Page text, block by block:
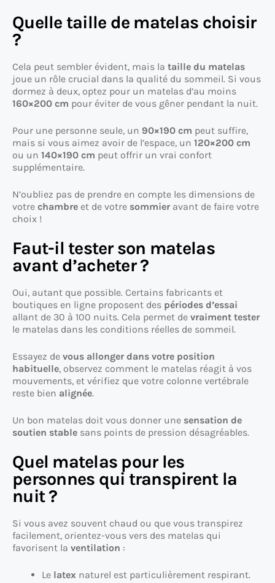
Quelle taille de matelas choisir
?
Cela peut sembler évident, mais la taille du matelas
joue un rôle crucial dans la qualité du sommeil. Si vous
dormez à deux, optez pour un matelas d’au moins
160×200 cm pour éviter de vous gêner pendant la nuit.
Pour une personne seule, un 90×190 cm peut suffire,
mais si vous aimez avoir de l’espace, un 120×200 cm
ou un 140×190 cm peut offrir un vrai confort
supplémentaire.
N’oubliez pas de prendre en compte les dimensions de
votre chambre et de votre sommier avant de faire votre
choix !
Faut-il tester son matelas
avant d’acheter ?
Oui, autant que possible. Certains fabricants et
boutiques en ligne proposent des périodes d’essai
allant de 30 à 100 nuits. Cela permet de vraiment tester
le matelas dans les conditions réelles de sommeil.
Essayez de vous allonger dans votre position
habituelle, observez comment le matelas réagit à vos
mouvements, et vérifiez que votre colonne vertébrale
reste bien alignée.
Un bon matelas doit vous donner une sensation de
soutien stable sans points de pression désagréables.
Quel matelas pour les
personnes qui transpirent la
nuit ?
Si vous avez souvent chaud ou que vous transpirez
facilement, orientez-vous vers des matelas qui
favorisent la ventilation :
Le latex naturel est particulièrement respirant.